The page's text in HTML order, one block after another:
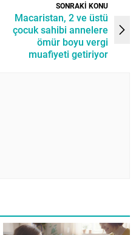
SONRAKİ KONU
Macaristan, 2 ve üstü
çocuk sahibi annelere
ömür boyu vergi
muafiyeti getiriyor